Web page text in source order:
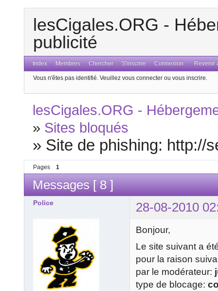
lesCigales.ORG -
publicité
Index Membres Chercher S'inscrire Connexion Revenir
Vous n'êtes pas identifié. Veuillez vous connecter ou vous inscrire.
lesCigales.ORG -
» Sites bloqués
» Site de phishing: http://
Pages 1
Messages [ 8 ]
Police 28-08-2010
Bonjour,
Le site suivant a
pour la raison
par le modérateur:
type de blocage: